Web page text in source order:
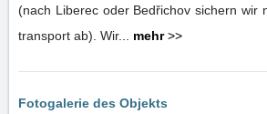
(nach Liberec oder Bedřichov sichern wir
transport ab). Wir... mehr>>
Fotogalerie des Objekts